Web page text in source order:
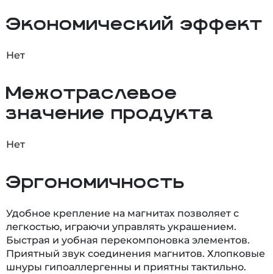
Экономический эффект
Нет
Межотраслевое
значение продукта
Нет
Эргономичность
Удобное крепление на магнитах позволяет с
легкостью, играючи управлять украшением.
Быстрая и уобная перекомпоновка элементов.
Приятный звук соединения магнитов. Хлопковые
шнуры гипоаллергенны и приятны тактильно.